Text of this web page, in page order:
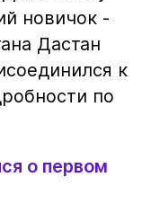
новичок -
Дастан
к
по
о первом